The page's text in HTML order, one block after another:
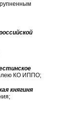
КО ИППО;
княгиня